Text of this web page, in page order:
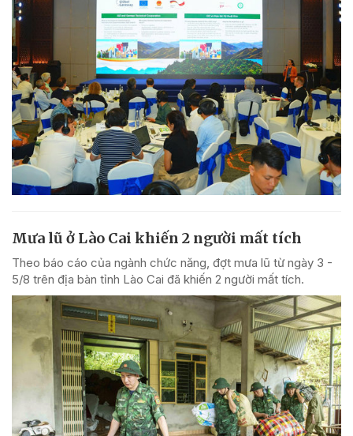
Mưa lũ ở Lào Cai khiến 2 người mất tích
Theo báo cáo của ngành chức năng, đợt mưa lũ từ ngày 3 -
5/8 trên địa bàn tỉnh Lào Cai đã khiến 2 người mất tích.